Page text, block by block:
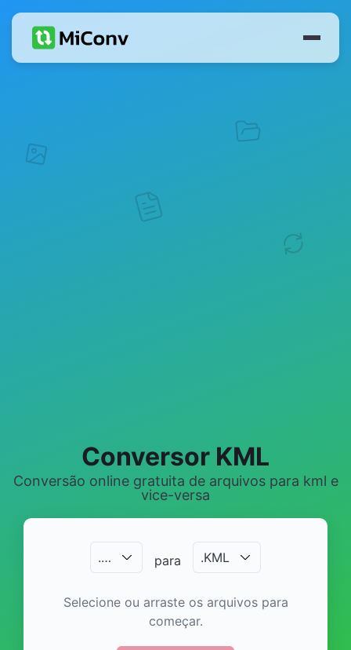
Conversor KML
Conversão online gratuita de arquivos para kml e
vice-versa
.… para .KML
Selecione ou arraste os arquivos para
começar.